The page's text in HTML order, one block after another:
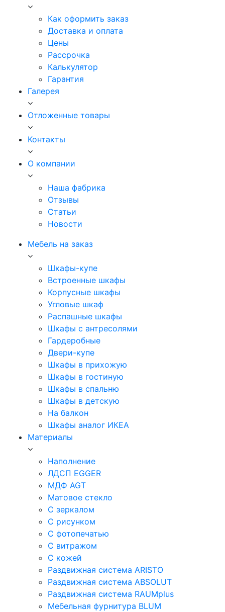
Как оформить заказ
Доставка и оплата
Цены
Рассрочка
Калькулятор
Гарантия
Галерея
Отложенные товары
Контакты
О компании
Наша фабрика
Отзывы
Статьи
Новости
Мебель на заказ
Шкафы-купе
Встроенные шкафы
Корпусные шкафы
Угловые шкаф
Распашные шкафы
Шкафы с антресолями
Гардеробные
Двери-купе
Шкафы в прихожую
Шкафы в гостиную
Шкафы в спальню
Шкафы в детскую
На балкон
Шкафы аналог ИКЕА
Материалы
Наполнение
ЛДСП EGGER
МДФ AGT
Матовое стекло
С зеркалом
С рисунком
С фотопечатью
С витражом
С кожей
Раздвижная система ARISTO
Раздвижная система ABSOLUT
Раздвижная система RAUMplus
Мебельная фурнитура BLUM